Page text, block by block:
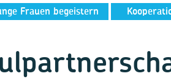
Frauen begeistern